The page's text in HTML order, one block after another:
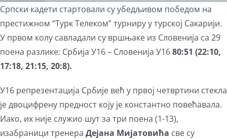
Српски кадети стартовали су убедљивом победом на
престижном “Турк Телеком” турниру у турској Сакарији.
У првом колу савладали су вршњаке из Словенија са 29
поена разлике: Србија У16 – Словенија У1680:51 (22:10,
17:18, 21:15, 20:8).
У16 репрезентација Србије већ у првој четвртини стекла
је двоцифрену предност коју је константно повећавала.
Иако, их није служио шут за три поена (1-13),
изабраници тренера Дејана Мијатовића све су